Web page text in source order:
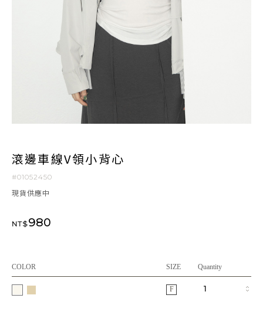
滾邊車線V領小背心
#01052450
現貨供應中
NT$980
COLOR SIZE Quantity
F